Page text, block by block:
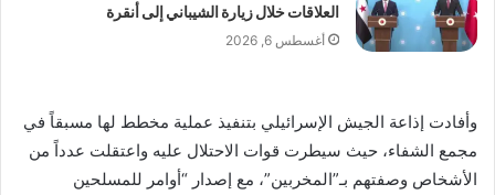
العلاقات خلال زيارة الشيباني إلى أنقرة
أغسطس 6, 2026
وأفادت إذاعة الجيش الإسرائيلي بتنفيذ عملية مخطط لها مسبقاً في
مجمع الشفاء، حيث سيطرت قوات الاحتلال عليه واعتقلت عدداً من
الأشخاص وصفتهم بـ”المخربين”، مع إصدار “أوامر للمسلحين